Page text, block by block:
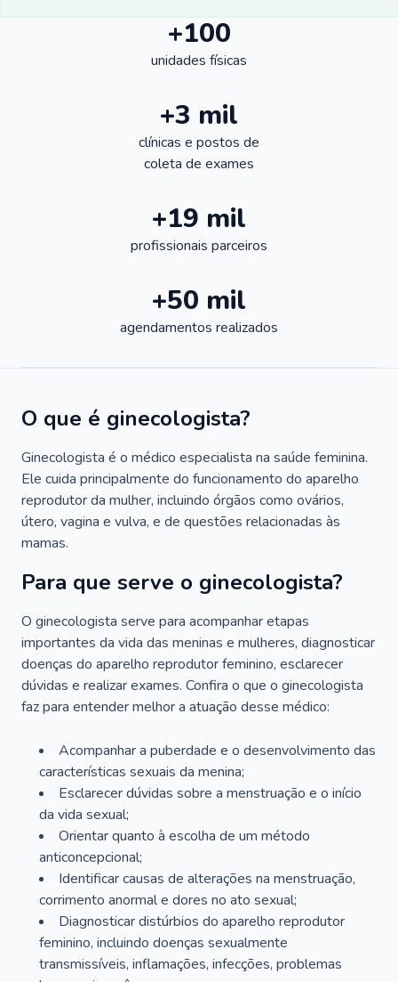
+100
unidades físicas
+3 mil
clínicas e postos de
coleta de exames
+19 mil
profissionais parceiros
+50 mil
agendamentos realizados
O que é ginecologista?
Ginecologista é o médico especialista na saúde feminina.
Ele cuida principalmente do funcionamento do aparelho
reprodutor da mulher, incluindo órgãos como ovários,
útero, vagina e vulva, e de questões relacionadas às
mamas.
Para que serve o ginecologista?
O ginecologista serve para acompanhar etapas
importantes da vida das meninas e mulheres, diagnosticar
doenças do aparelho reprodutor feminino, esclarecer
dúvidas e realizar exames. Confira o que o ginecologista
faz para entender melhor a atuação desse médico:
Acompanhar a puberdade e o desenvolvimento das
características sexuais da menina;
Esclarecer dúvidas sobre a menstruação e o início
da vida sexual;
Orientar quanto à escolha de um método
anticoncepcional;
Identificar causas de alterações na menstruação,
corrimento anormal e dores no ato sexual;
Diagnosticar distúrbios do aparelho reprodutor
feminino, incluindo doenças sexualmente
transmissíveis, inflamações, infecções, problemas